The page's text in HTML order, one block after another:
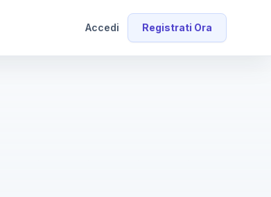
Accedi Registrati Ora